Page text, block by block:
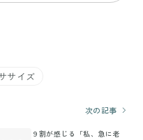
サイズ
次の記事
９割が感じる「私、急に老